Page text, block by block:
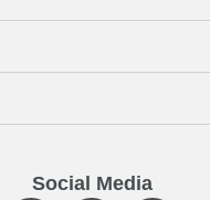
Social Media